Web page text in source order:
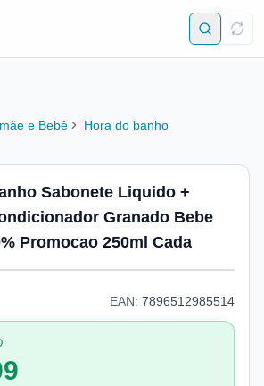
e Bebê Hora do banho
Sabonete Liquido +
Granado Bebe
Promocao 250ml Cada
EAN: 7896512985514